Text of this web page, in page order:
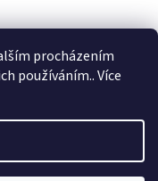
procházením
používáním.. Více